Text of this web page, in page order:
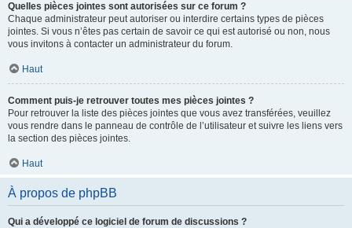
Quelles pièces jointes sont autorisées sur ce forum ?
Chaque administrateur peut autoriser ou interdire certains types de pièces
jointes. Si vous n’êtes pas certain de savoir ce qui est autorisé ou non, nous
vous invitons à contacter un administrateur du forum.
Haut
Comment puis-je retrouver toutes mes pièces jointes ?
Pour retrouver la liste des pièces jointes que vous avez transférées, veuillez
vous rendre dans le panneau de contrôle de l’utilisateur et suivre les liens vers
la section des pièces jointes.
Haut
À propos de phpBB
Qui a développé ce logiciel de forum de discussions ?